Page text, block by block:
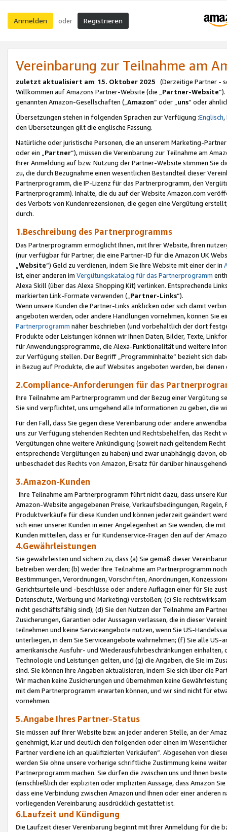
Anmelden oder Registrieren
Vereinbarung zur Teilnahme am
zuletzt aktualisiert am: 15. Oktober 2025 (Derzeitige Partner -
Willkommen auf Amazons Partner-Website (die „Partner-Website
genannten Amazon-Gesellschaften („Amazon“ oder „uns“ oder
Übersetzungen stehen in folgenden Sprachen zur Verfügung :Englisch,
den Übersetzungen gilt die englische Fassung.
Natürliche oder juristische Personen, die an unserem Marketing-
oder ein „Partner“), müssen die Vereinbarung zur Teilnahme am
Ihrer Anmeldung auf bzw. Nutzung der Partner-Website stimmen Sie
zu, die durch Bezugnahme einen wesentlichen Bestandteil dieser
Partnerprogramm, die IP-Lizenz für das Partnerprogramm, den
Partnerprogramm). Inhalte, die du auf der Website Amazon.com
des Verbots von Kundenrezensionen, die gegen eine Vergütung
durch.
1.Beschreibung des Partnerprogramms
Das Partnerprogramm ermöglicht Ihnen, mit Ihrer Website, Ihren
(nur verfügbar für Partner, die eine Partner-ID für die Amazon UK
Website“) Geld zu verdienen, indem Sie Ihre Website mit einer der in
ist, einer anderen im Vergütungskatalog für das Partnerprogramm
Alexa Skill (über das Alexa Shopping Kit) verlinken. Entsprechende
markierten Link-Formate verwenden („ Partner-Links“).
Wenn unsere Kunden die Partner-Links anklicken oder sich damit
angeboten werden, oder andere Handlungen vornehmen, können Sie
Partnerprogramm näher beschrieben (und vorbehaltlich der dort
Produkte oder Leistungen können wir Ihnen Daten, Bilder, Texte,
für Anwendungsprogramme, die Alexa-Funktionalität und weitere
zur Verfügung stellen. Der Begriff „Programminhalte“ bezieht sich
in Bezug auf Produkte, die auf Websites angeboten werden, bei
2.Compliance-Anforderungen für das
Ihre Teilnahme am Partnerprogramm und der Bezug einer Vergütung
Sie sind verpflichtet, uns umgehend alle Informationen zu geben, die
Für den Fall, dass Sie gegen diese Vereinbarung oder andere
uns zur Verfügung stehenden Rechten und Rechtsbehelfen, das
Vergütungen ohne weitere Ankündigung (soweit nach geltendem
entsprechende Vergütungen zu haben) und zwar unabhängig davon,
unbeschadet des Rechts von Amazon, Ersatz für darüber
3.Amazon-Kunden
Ihre Teilnahme am Partnerprogramm führt nicht dazu, dass unsere
Amazon-Website angegebenen Preise, Verkaufsbedingungen,
Produktverkäufe für diese Kunden und können jederzeit geändert
sich einer unserer Kunden in einer Angelegenheit an Sie wenden, die
Kunden mitteilen, dass er für Kundenservice-Fragen den auf der
4.Gewährleistungen
Sie gewährleisten und sichern zu, dass (a) Sie gemäß dieser
betreiben werden; (b) weder Ihre Teilnahme am Partnerprogramm
Bestimmungen, Verordnungen, Vorschriften, Anordnungen,
Gerichtsurteile und -beschlüsse oder andere Auflagen einer für Sie
Datenschutz, Werbung und Marketing) verstoßen; (c) Sie
nicht geschäftsfähig sind); (d) Sie den Nutzen der Teilnahme am
Zusicherungen, Garantien oder Aussagen verlassen, die in dieser
teilnehmen und keine Serviceangebote nutzen, wenn Sie US-
unterliegen, in dem Sie Serviceangebote wahrnehmen; (f) Sie alle
amerikanische Ausfuhr- und Wiederausfuhrbeschränkungen
Technologie und Leistungen gelten, und (g) die Angaben, die Sie im
sind. Sie können Ihre Angaben aktualisieren, indem Sie sich über die
Wir machen keine Zusicherungen und übernehmen keine
mit dem Partnerprogramm erwarten können, und wir sind nicht für
vornehmen.
5.Angabe Ihres Partner-Status
Sie müssen auf Ihrer Website bzw. an jeder anderen Stelle, an der
genehmigt, klar und deutlich den folgenden oder einen im
Partner verdiene ich an qualifizierten Verkäufen“. Abgesehen von
werden Sie ohne unsere vorherige schriftliche Zustimmung keine
Partnerprogramm machen. Sie dürfen die zwischen uns und Ihnen
(einschließlich der expliziten oder impliziten Aussage, dass Amazon
dass eine Verbindung zwischen Amazon und Ihnen oder einer
vorliegenden Vereinbarung ausdrücklich gestattet ist.
6.Laufzeit und Kündigung
Die Laufzeit dieser Vereinbarung beginnt mit Ihrer Anmeldung für die